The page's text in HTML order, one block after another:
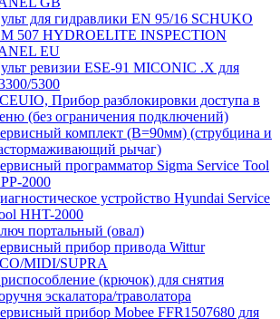
для гидравлики EN 95/16 SCHUKO
507 HYDROELITE INSPECTION
EU
ревизии ESE-91 MICONIC .X для
5300
Прибор разблокировки доступа в
(без ограничения подключений)
комплект (В=90мм) (струбцина и
рычаг)
программатор Sigma Service Tool
2000
устройство Hyundai Service
HHT-2000
портальный (овал)
прибор привода Wittur
MIDI/SUPRA
(крючок) для снятия
эскалатора/траволатора
прибор Mobee FFR1507680 для